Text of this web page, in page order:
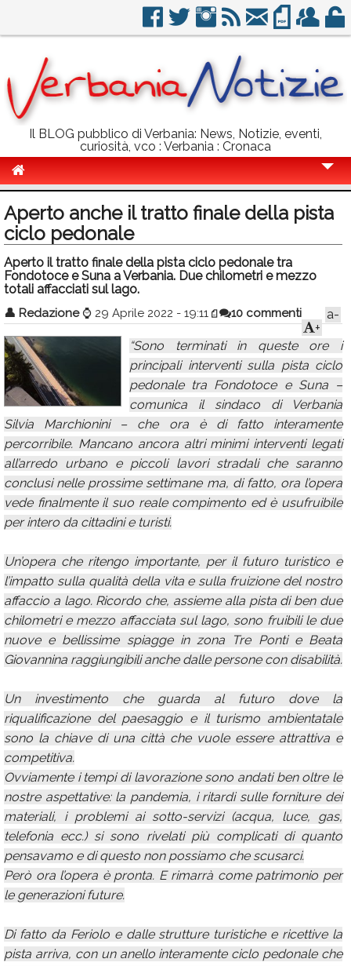
Il BLOG pubblico di Verbania: News, Notizie, eventi,
curiosità, vco : Verbania : Cronaca
Politica
Sport
Eventi
Info Utili
Rubriche
Calendario
Annunci
Aperto anche il tratto finale della pista
ciclo pedonale
Aperto il tratto finale della pista ciclo pedonale tra
Fondotoce e Suna a Verbania. Due chilometri e mezzo
totali affacciati sul lago.
👤 Redazione ⌚ 29 Aprile 2022 - 19:11 10 commenti
a-
+
“Sono terminati in queste ore i
principali interventi sulla pista ciclo
pedonale tra Fondotoce e Suna –
comunica il sindaco di Verbania
Silvia Marchionini – che ora è di fatto interamente
percorribile. Mancano ancora altri minimi interventi legati
all’arredo urbano e piccoli lavori stradali che saranno
conclusi nelle prossime settimane ma, di fatto, ora l’opera
vede finalmente il suo reale compimento ed è usufruibile
per intero da cittadini e turisti.
Un’opera che ritengo importante, per il futuro turistico e
l’impatto sulla qualità della vita e sulla fruizione del nostro
affaccio a lago. Ricordo che, assieme alla pista di ben due
chilometri e mezzo affacciata sul lago, sono fruibili le due
nuove e bellissime spiagge in zona Tre Ponti e Beata
Giovannina raggiungibili anche dalle persone con disabilità.
Un investimento che guarda al futuro dove la
riqualificazione del paesaggio e il turismo ambientatale
sono la chiave di una città che vuole essere attrattiva e
competitiva.
Ovviamente i tempi di lavorazione sono andati ben oltre le
nostre aspettative: la pandemia, i ritardi sulle forniture dei
materiali, i problemi ai sotto-servizi (acqua, luce, gas,
telefonia ecc.) si sono rivelati più complicati di quanto
pensavamo e di questo non possiamo che scusarci.
Però ora l’opera è pronta. E rimarrà come patrimonio per
le generazioni future.
Di fatto da Feriolo e dalle strutture turistiche e ricettive la
pista arriva, con un anello interamente ciclo pedonale che